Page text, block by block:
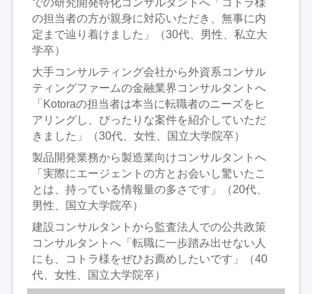
の担当者の方が親身に対応いただき、無事に内
定まで辿り着けました」（30代、男性、私立大
学卒）
大手コンサルティング会社から外資系コンサル
ティングファームの金融業界コンサルタントへ
「Kotoraの担当者は本当に転職者のニーズをヒ
アリングし、ぴったりな案件を紹介していただ
きました」（30代、女性、国立大学院卒）
製品開発業務から製造業向けコンサルタントへ
「実際にエージェントの方とお会いし驚いたこ
とは、持っている情報量の多さです」（20代、
男性、国立大学院卒）
建設コンサルタントから監査法人での公共政策
コンサルタントへ「転職に一歩踏み出せない人
にも、コトラ様をぜひお薦めしたいです」（40
代、女性、国立大学院卒）